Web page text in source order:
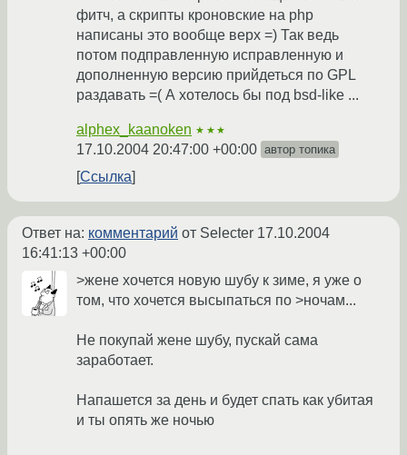
фитч, а скрипты кроновские на php
написаны это вообще верх =) Так ведь
потом подправленную исправленную и
дополненную версию прийдеться по GPL
раздавать =( А хотелось бы под bsd-like ...
alphex_kaanoken ★★★
17.10.2004 20:47:00 +00:00 автор топика
Ссылка
Ответ на: комментарий от Selecter 17.10.2004
16:41:13 +00:00
>жене хочется новую шубу к зиме, я уже о
том, что хочется высыпаться по >ночам...
Не покупай жене шубу, пускай сама
заработает.
Напашется за день и будет спать как убитая
и ты опять же ночью